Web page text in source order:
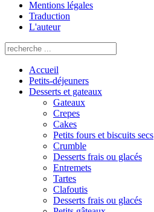
Mentions légales
Traduction
L'auteur
Accueil
Petits-déjeuners
Desserts et gateaux
Gateaux
Crepes
Cakes
Petits fours et biscuits secs
Crumble
Desserts frais ou glacés
Entremets
Tartes
Clafoutis
Desserts frais ou glacés